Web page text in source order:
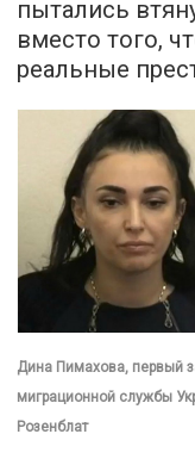
пытались
вместо того,
реальные
Дина Пимахова, первый
миграционной службы
Розенблат